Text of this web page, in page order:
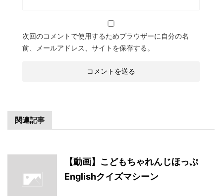
次回のコメントで使用するためブラウザーに自分の名
前、メールアドレス、サイトを保存する。
関連記事
【動画】こどもちゃれんじほっぷ
Englishクイズマシーン